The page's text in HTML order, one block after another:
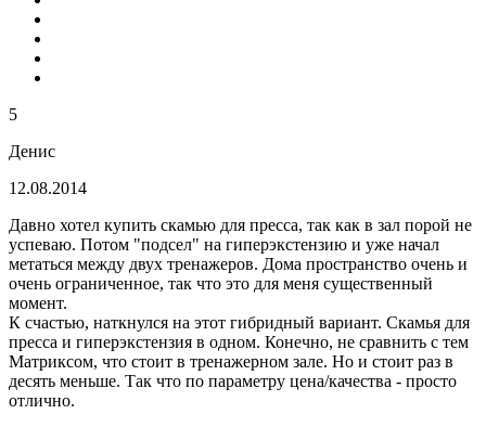
5
Денис
12.08.2014
Давно хотел купить скамью для пресса, так как в зал порой не
успеваю. Потом "подсел" на гиперэкстензию и уже начал
метаться между двух тренажеров. Дома пространство очень и
очень ограниченное, так что это для меня существенный
момент.
К счастью, наткнулся на этот гибридный вариант. Скамья для
пресса и гиперэкстензия в одном. Конечно, не сравнить с тем
Матриксом, что стоит в тренажерном зале. Но и стоит раз в
десять меньше. Так что по параметру цена/качества - просто
отлично.